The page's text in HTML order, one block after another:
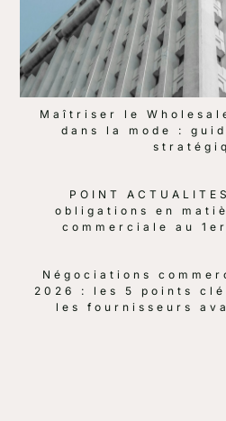
Maîtriser le
dans la mode :
POINT
obligations en
commerciale au
Négociations
2026 : les 5 points
les fournisseurs